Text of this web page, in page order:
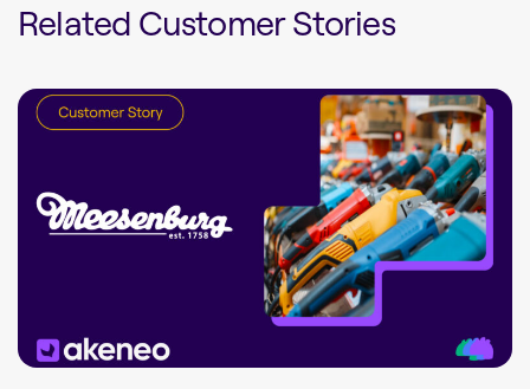
Related Customer Stories